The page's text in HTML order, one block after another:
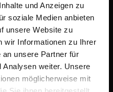
und Anzeigen zu
soziale Medien anbieten
unsere Website zu
wir Informationen zu Ihrer
an unsere Partner für
Analysen weiter. Unsere
möglicherweise mit